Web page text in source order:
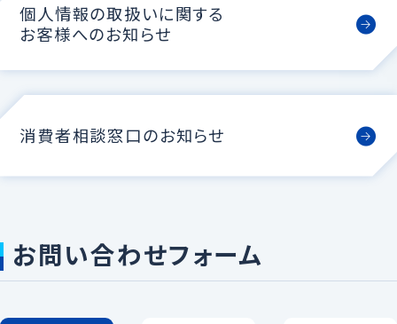
個人情報の取扱いに関する
お客様へのお知らせ
消費者相談窓口のお知らせ
お問い合わせフォーム